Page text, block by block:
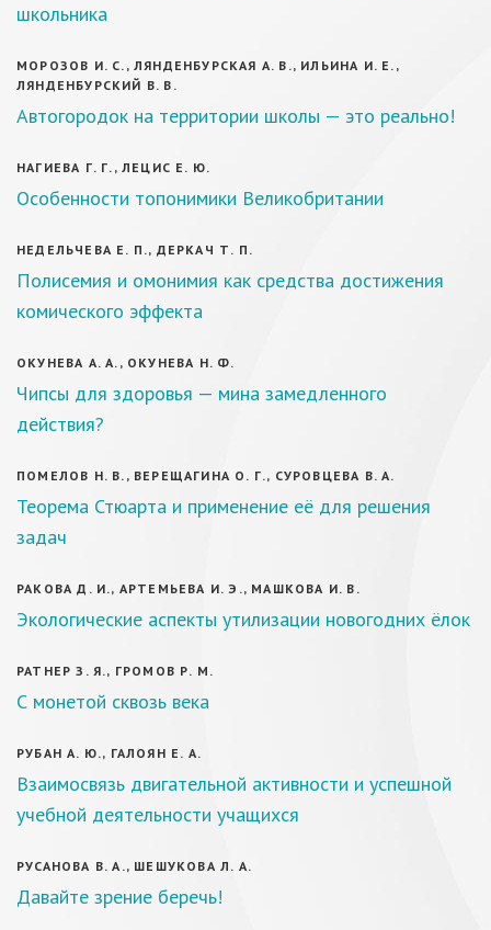
школьника
МОРОЗОВ И. С., ЛЯНДЕНБУРСКАЯ А. В., ИЛЬИНА И. Е.,
ЛЯНДЕНБУРСКИЙ В. В.
Автогородок на территории школы — это реально!
НАГИЕВА Г. Г., ЛЕЦИС Е. Ю.
Особенности топонимики Великобритании
НЕДЕЛЬЧЕВА Е. П., ДЕРКАЧ Т. П.
Полисемия и омонимия как средства достижения
комического эффекта
ОКУНЕВА А. А., ОКУНЕВА Н. Ф.
Чипсы для здоровья — мина замедленного
действия?
ПОМЕЛОВ Н. В., ВЕРЕЩАГИНА О. Г., СУРОВЦЕВА В. А.
Теорема Стюарта и применение её для решения
задач
РАКОВА Д. И., АРТЕМЬЕВА И. Э., МАШКОВА И. В.
Экологические аспекты утилизации новогодних ёлок
РАТНЕР З. Я., ГРОМОВ Р. М.
С монетой сквозь века
РУБАН А. Ю., ГАЛОЯН Е. А.
Взаимосвязь двигательной активности и успешной
учебной деятельности учащихся
РУСАНОВА В. А., ШЕШУКОВА Л. А.
Давайте зрение беречь!